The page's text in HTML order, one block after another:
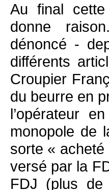
Au final
donne
dénoncé -
différents
Croupier
du beurre en
l’opérateur
monopole de
sorte «
versé par la
FDJ (plus